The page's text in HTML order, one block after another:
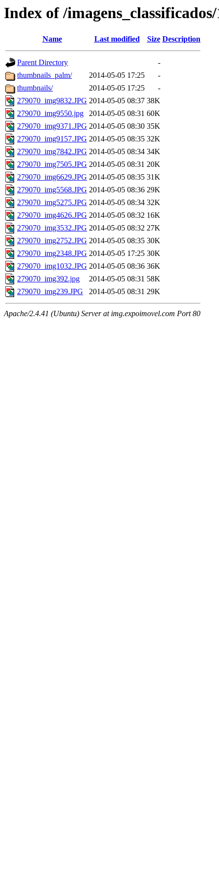
Index of /imagens_classificados/
Name Last modified Size Description
Parent Directory
-
thumbnails_palm/
2014-05-05 17:25
-
thumbnails/
2014-05-05 17:25
-
279070_img9832.JPG 2014-05-05 08:37 38K
279070_img9550.jpg
2014-05-05 08:31 60K
279070_img9371.JPG 2014-05-05 08:30 35K
279070_img9157.JPG 2014-05-05 08:35 32K
279070_img7842.JPG 2014-05-05 08:34 34K
279070_img7505.JPG 2014-05-05 08:31 20K
279070_img6629.JPG 2014-05-05 08:35 31K
279070_img5568.JPG 2014-05-05 08:36 29K
279070_img5275.JPG 2014-05-05 08:34 32K
279070_img4626.JPG 2014-05-05 08:32 16K
279070_img3532.JPG 2014-05-05 08:32 27K
279070_img2752.JPG 2014-05-05 08:35 30K
279070_img2348.JPG 2014-05-05 17:25 30K
279070_img1032.JPG 2014-05-05 08:36 36K
279070_img392.jpg
2014-05-05 08:31 58K
279070_img239.JPG
2014-05-05 08:31 29K
Apache/2.4.41 (Ubuntu) Server at img.expoimovel.com Port 80